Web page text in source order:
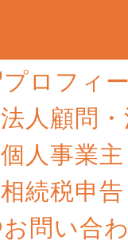
プロフィ
法人顧問
個人事業
相続税申
お問い合